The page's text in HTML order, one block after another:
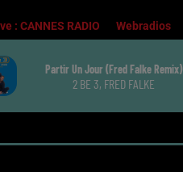
:CANNES RADIO Webradios
Partir Un Jour (fred Falke Remix)
2 BE 3, FRED FALKE